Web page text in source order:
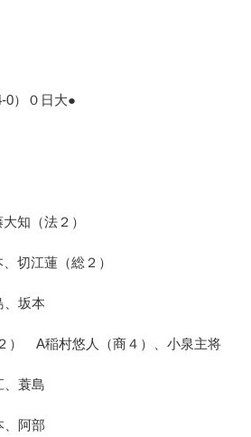
0）０日大●
知（法２）
、切江蓮（総２）
、坂本
）　A稲村悠人（商４）、小泉主将
、蓑島
、阿部